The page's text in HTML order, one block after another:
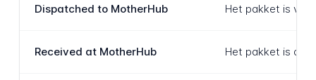
Dispatched to MotherHub Het pakket is
Received at MotherHub Het pakket is